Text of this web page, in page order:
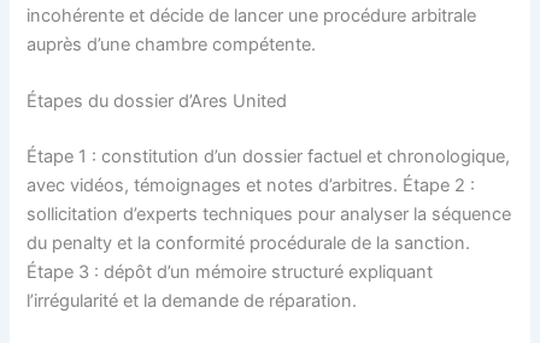
incohérente et décide de lancer une procédure arbitrale
auprès d’une chambre compétente.
Étapes du dossier d’Ares United
Étape 1 : constitution d’un dossier factuel et chronologique,
avec vidéos, témoignages et notes d’arbitres. Étape 2 :
sollicitation d’experts techniques pour analyser la séquence
du penalty et la conformité procédurale de la sanction.
Étape 3 : dépôt d’un mémoire structuré expliquant
l’irrégularité et la demande de réparation.